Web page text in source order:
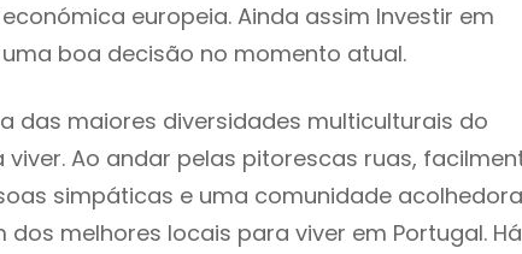
europeia. Ainda assim Investir em
boa decisão no momento atual.
das maiores diversidades multiculturais do
Ao andar pelas pitorescas ruas,
simpáticas e uma comunidade acolhedora
melhores locais para viver em Portugal. Há